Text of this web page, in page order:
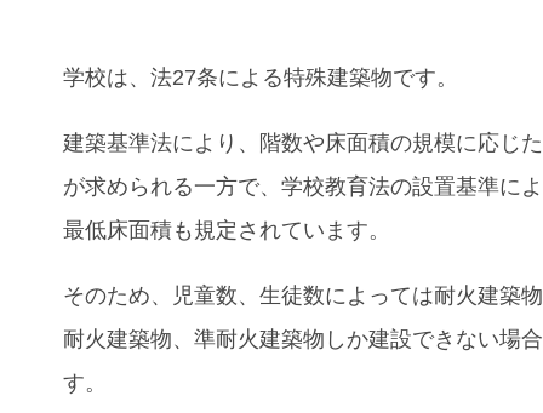
学校は、法27条による特殊建築物です。
建築基準法により、階数や床面積の規模に応じ
が求められる一方で、学校教育法の設置基準に
最低床面積も規定されています。
そのため、児童数、生徒数によっては耐火建築
耐火建築物、準耐火建築物しか建設できない場
す。